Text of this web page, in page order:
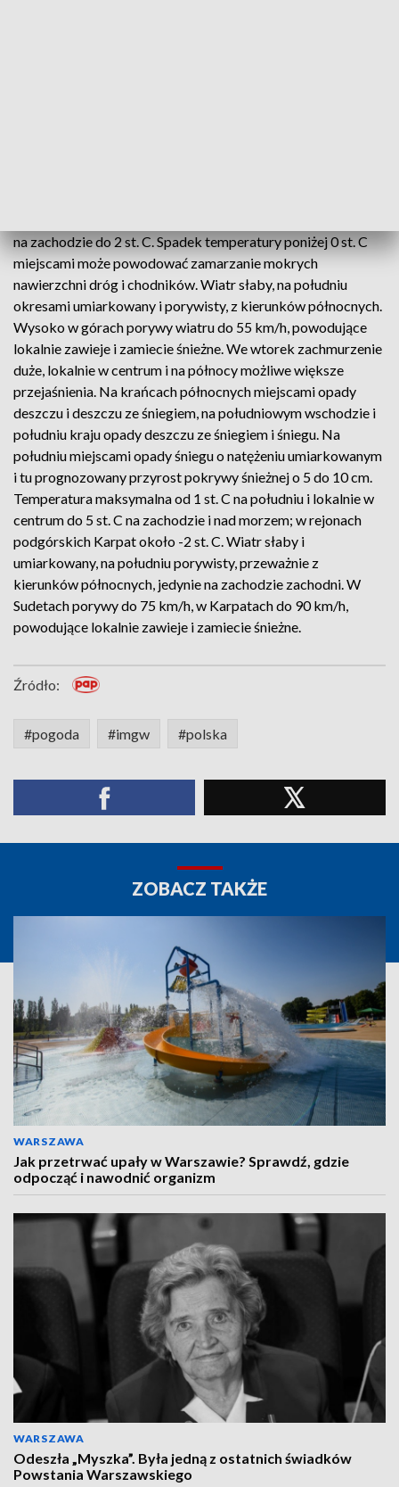
na zachodzie do 2 st. C. Spadek temperatury poniżej 0 st. C
miejscami może powodować zamarzanie mokrych
nawierzchni dróg i chodników. Wiatr słaby, na południu
okresami umiarkowany i porywisty, z kierunków północnych.
Wysoko w górach porywy wiatru do 55 km/h, powodujące
lokalnie zawieje i zamiecie śnieżne. We wtorek zachmurzenie
duże, lokalnie w centrum i na północy możliwe większe
przejaśnienia. Na krańcach północnych miejscami opady
deszczu i deszczu ze śniegiem, na południowym wschodzie i
południu kraju opady deszczu ze śniegiem i śniegu. Na
południu miejscami opady śniegu o natężeniu umiarkowanym
i tu prognozowany przyrost pokrywy śnieżnej o 5 do 10 cm.
Temperatura maksymalna od 1 st. C na południu i lokalnie w
centrum do 5 st. C na zachodzie i nad morzem; w rejonach
podgórskich Karpat około -2 st. C. Wiatr słaby i
umiarkowany, na południu porywisty, przeważnie z
kierunków północnych, jedynie na zachodzie zachodni. W
Sudetach porywy do 75 km/h, w Karpatach do 90 km/h,
powodujące lokalnie zawieje i zamiecie śnieżne.
Źródło:
#pogoda #imgw #polska
ZOBACZ TAKŻE
WARSZAWA
Jak przetrwać upały w Warszawie? Sprawdź, gdzie
odpocząć i nawodnić organizm
WARSZAWA
Odeszła „Myszka”. Była jedną z ostatnich świadków
Powstania Warszawskiego